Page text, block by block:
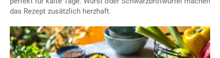
das Rezept zusätzlich herzhaft.